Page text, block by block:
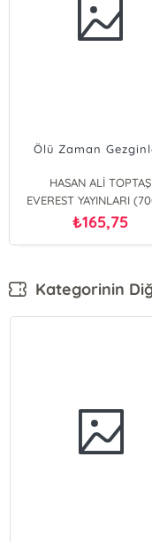
Ölü Zaman
HASAN ALİ TOPTAŞ
EVEREST YAYINLARI
₺165,75
Kategorinin